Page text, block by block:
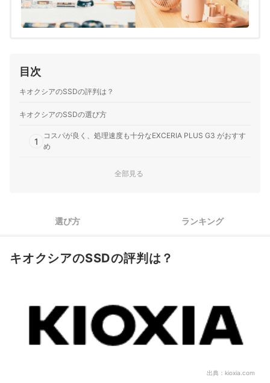
目次
キオクシアのSSDの評判は？
キオクシアのSSDの選び方
1
コスパが良く、処理速度も十分なEXCERIA PLUS G3 がおすす
め
容量は用途に合わせて選ぼう
キオクシアのSSD全18商品おすすめ人気ランキング
そのほかのSSDの人気ランキングはこちら！
全部見る
選び方 ランキング
キオクシアのSSDの評判は？
出典： kioxia.com